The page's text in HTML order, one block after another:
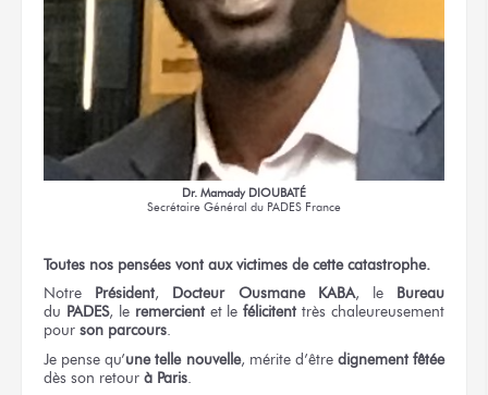
Dr. Mamady DIOUBATÉ
Secrétaire Général du PADES France
Toutes nos pensées vont aux victimes de cette catastrophe.
Notre Président, Docteur Ousmane KABA, le Bureau
du PADES, le remercient et lefélicitent très chaleureusement
pour son parcours.
Je pense qu’une telle nouvelle, mérite d’être dignement fêtée
dès son retour à Paris